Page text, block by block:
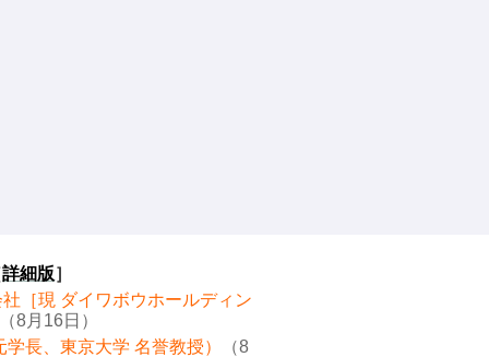
詳細版］
［現 ダイワボウホールディン
（8月16日）
長、東京大学 名誉教授）
（8